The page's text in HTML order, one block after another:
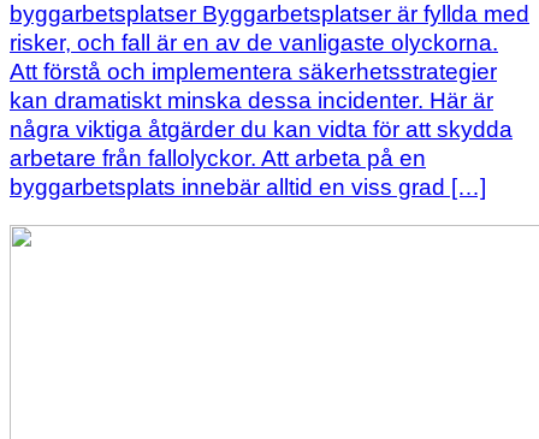
byggarbetsplatser Byggarbetsplatser är fyllda med
risker, och fall är en av de vanligaste olyckorna.
Att förstå och implementera säkerhetsstrategier
kan dramatiskt minska dessa incidenter. Här är
några viktiga åtgärder du kan vidta för att skydda
arbetare från fallolyckor. Att arbeta på en
byggarbetsplats innebär alltid en viss grad […]